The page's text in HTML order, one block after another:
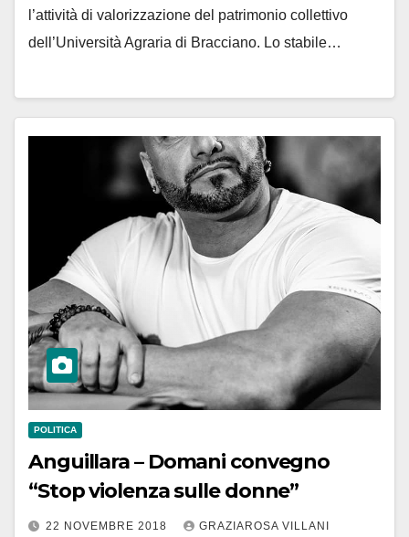
l’attività di valorizzazione del patrimonio collettivo
dell’Università Agraria di Bracciano. Lo stabile…
POLITICA
Anguillara – Domani convegno
“Stop violenza sulle donne”
22 NOVEMBRE 2018 GRAZIAROSA VILLANI